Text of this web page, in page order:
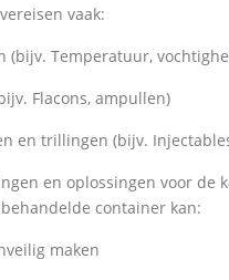
vaak:
(bijv. Temperatuur,
Flacons, ampullen)
en trillingen (bijv.
en oplossingen voor
container kan:
maken